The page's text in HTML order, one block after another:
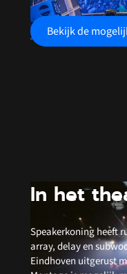
Bekijk de
In het
Speakerkoning heeft
array, delay en
Eindhoven uitgerust